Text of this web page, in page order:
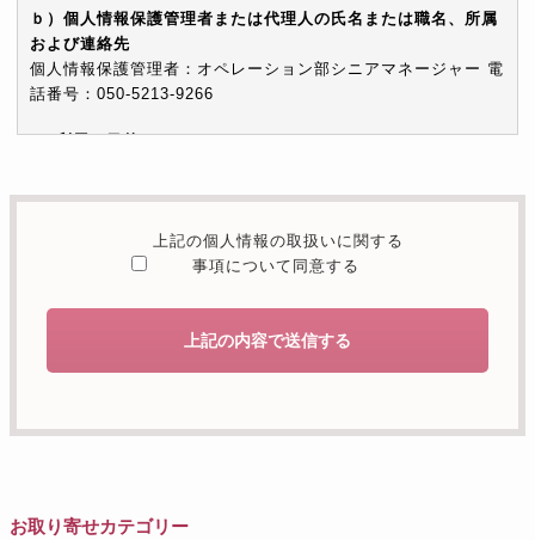
ｂ）個人情報保護管理者または代理人の氏名または職名、所属
および連絡先
個人情報保護管理者：オペレーション部シニアマネージャー 電
話番号：050-5213-9266
c）利用の目的
合わせを適切に受け付け、当社が提供するサービスに関する情
d）個人情報を第三者に提供することが予定される場合の事項
た個人情報を第三者に提供することはありません。
ことがあります。
利用目的の通知・開示・内容の訂正・追加または削除・利用の
上記の個人情報の取扱いに関する
事項について同意する
上記の内容で送信する
お取り寄せカテゴリー